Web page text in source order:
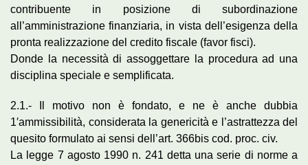
contribuente in posizione di subordinazione
all’amministrazione finanziaria, in vista dell’esigenza della
pronta realizzazione del credito fiscale (favor fisci).
Donde la necessità di assoggettare la procedura ad una
disciplina speciale e semplificata.
2.1.- Il motivo non è fondato, e ne è anche dubbia
1′ammissibilità, considerata la genericità e l’astrattezza del
quesito formulato ai sensi dell’art. 366bis cod. proc. civ.
La legge 7 agosto 1990 n. 241 detta una serie di norme a